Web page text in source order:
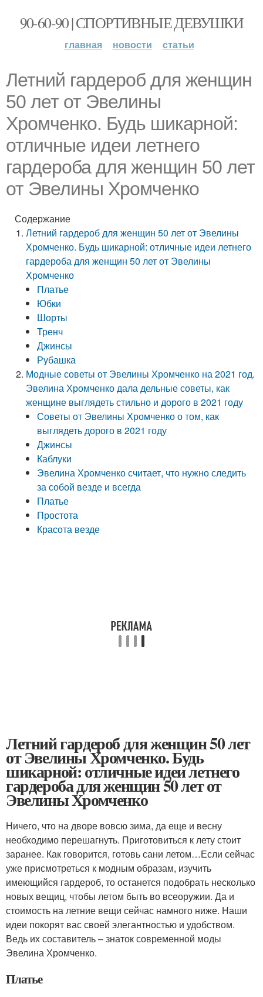
90-60-90 | СПОРТИВНЫЕ ДЕВУШКИ
главная новости статьи
Летний гардероб для женщин
50 лет от Эвелины
Хромченко. Будь шикарной:
отличные идеи летнего
гардероба для женщин 50 лет
от Эвелины Хромченко
Содержание
Летний гардероб для женщин 50 лет от Эвелины
Хромченко. Будь шикарной: отличные идеи летнего
гардероба для женщин 50 лет от Эвелины
Хромченко
Платье
Юбки
Шорты
Тренч
Джинсы
Рубашка
Модные советы от Эвелины Хромченко на 2021 год.
Эвелина Хромченко дала дельные советы, как
женщине выглядеть стильно и дорого в 2021 году
Советы от Эвелины Хромченко о том, как
выглядеть дорого в 2021 году
Джинсы
Каблуки
Эвелина Хромченко считает, что нужно следить
за собой везде и всегда
Платье
Простота
Красота везде
Летний гардероб для женщин 50 лет
от Эвелины Хромченко. Будь
шикарной: отличные идеи летнего
гардероба для женщин 50 лет от
Эвелины Хромченко
Ничего, что на дворе вовсю зима, да еще и весну
необходимо перешагнуть. Приготовиться к лету стоит
заранее. Как говорится, готовь сани летом…Если сейчас
уже присмотреться к модным образам, изучить
имеющийся гардероб, то останется подобрать несколько
новых вещиц, чтобы летом быть во всеоружии. Да и
стоимость на летние вещи сейчас намного ниже. Наши
идеи покорят вас своей элегантностью и удобством.
Ведь их составитель – знаток современной моды
Эвелина Хромченко.
Платье